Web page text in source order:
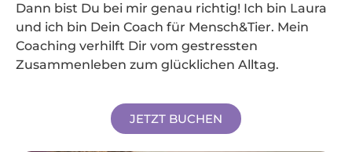
Dann bist Du bei mir genau richtig! Ich bin Laura
und ich bin Dein Coach für Mensch&Tier. Mein
Coaching verhilft Dir vom gestressten
Zusammenleben zum glücklichen Alltag.
JETZT BUCHEN